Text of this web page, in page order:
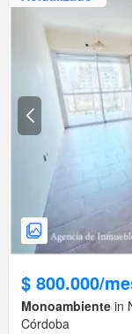
$ 800.000/
Monoambiente in
Córdoba